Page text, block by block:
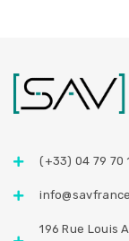
(+33) 04 79 70
196 Rue Louis